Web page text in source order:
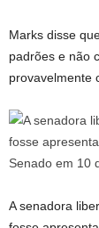
Marks disse
padrões e não
provavelmente
A senadora